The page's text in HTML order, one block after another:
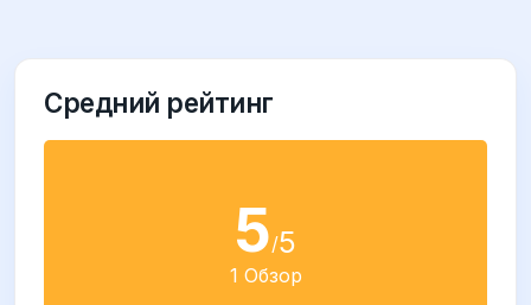
Средний рейтинг
5/5
1 Обзор